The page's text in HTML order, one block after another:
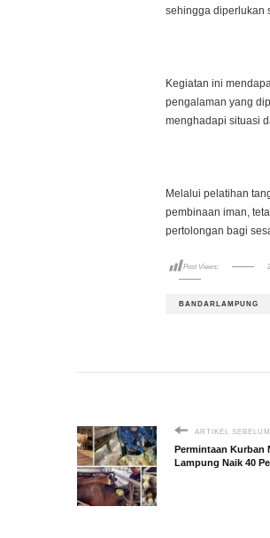
sehingga diperlukan
Kegiatan ini
pengalaman yang
menghadapi situasi
Melalui pelatihan
pembinaan iman,
pertolongan bagi
Post Views:
BANDARLAMPUNG
ARTIKEL
Permintaan Kurban
Lampung Naik 40